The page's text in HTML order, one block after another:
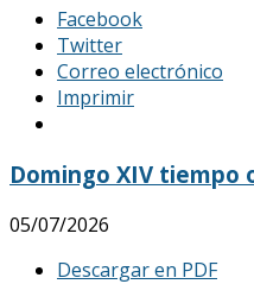
Facebook
Twitter
Correo electrónico
Imprimir
Domingo XIV tiempo
05/07/2026
Descargar en PDF